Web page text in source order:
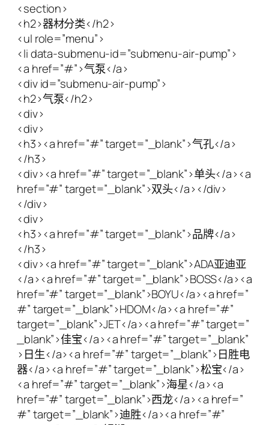
<section>
<h2>器材分类</h2>
<ul role=”menu”>
<li data-submenu-id=”submenu-air-pump”>
<a href=”#”>气泵</a>
<div id=”submenu-air-pump”>
<h2>气泵</h2>
<div>
<div>
<h3><a href=”#” target=”_blank”>气孔</a>
</h3>
<div><a href=”#” target=”_blank”>单头</a><a
href=”#” target=”_blank”>双头</a></div>
</div>
<div>
<h3><a href=”#” target=”_blank”>品牌</a>
</h3>
<div><a href=”#” target=”_blank”>ADA亚迪亚
</a><a href=”#” target=”_blank”>BOSS</a><a
href=”#” target=”_blank”>BOYU</a><a href=”
#” target=”_blank”>HDOM</a><a href=”#”
target=”_blank”>JET</a><a href=”#” target=”
_blank”>佳宝</a><a href=”#” target=”_blank”
>日生</a><a href=”#” target=”_blank”>日胜电
器</a><a href=”#” target=”_blank”>松宝</a>
<a href=”#” target=”_blank”>海星</a><a
href=”#” target=”_blank”>西龙</a><a href=”
#” target=”_blank”>迪胜</a><a href=”#”